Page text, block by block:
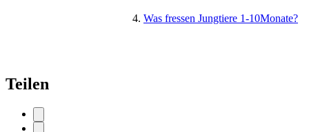
Was fressen Jungtiere 1-10Monate?
Teilen